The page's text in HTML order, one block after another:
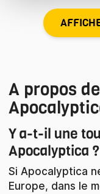
A propos des billets de
Y a-t-il une tournée en 2023 de
Apocalyptica ?
Si Apocalyptica
Europe, dans le